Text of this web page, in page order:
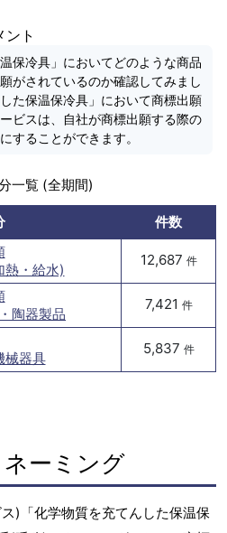
ント
保冷具」においてどのような商品
がされているのか確認してみまし
た保温保冷具」において商標出願
ビスは、自社が商標出願する際の
することができます。
一覧 (全期間)
件数
熱・給水)
12,687 件
陶器製品
7,421 件
械器具
5,837 件
ーミング
)「化学物質を充てんした保温保